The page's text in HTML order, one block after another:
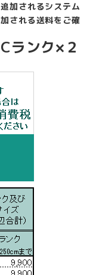
加されるシステム
される送料をご確
Cランク×２